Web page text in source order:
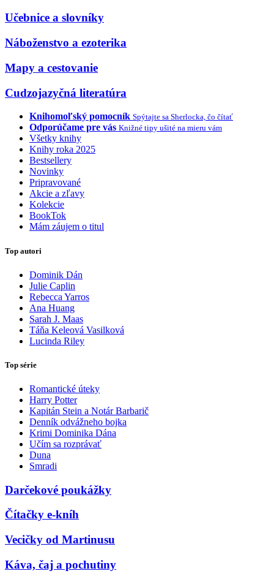
Učebnice a slovníky
Náboženstvo a ezoterika
Mapy a cestovanie
Cudzojazyčná literatúra
Knihomoľský pomocník Spýtajte sa Sherlocka, čo čítať
Odporúčame pre vás Knižné tipy ušité na mieru vám
Všetky knihy
Knihy roka 2025
Bestsellery
Novinky
Pripravované
Akcie a zľavy
Kolekcie
BookTok
Mám záujem o titul
Top autori
Dominik Dán
Julie Caplin
Rebecca Yarros
Ana Huang
Sarah J. Maas
Táňa Keleová Vasilková
Lucinda Riley
Top série
Romantické úteky
Harry Potter
Kapitán Stein a Notár Barbarič
Denník odvážneho bojka
Krimi Dominika Dána
Učím sa rozprávať
Duna
Smradi
Darčekové poukážky
Čítačky e-kníh
Vecičky od Martinusu
Káva, čaj a pochutiny